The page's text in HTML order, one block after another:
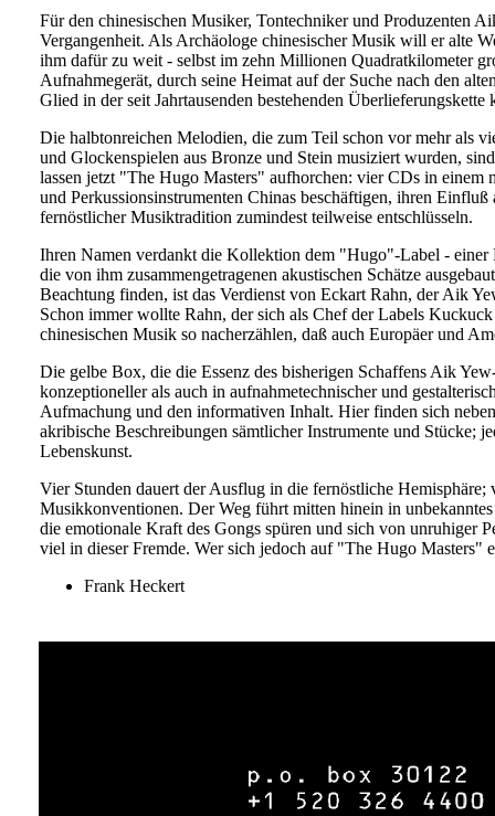
Für den chinesischen Musiker, Tontechniker und Produzenten
Vergangenheit. Als Archäologe chinesischer Musik will er alte
ihm dafür zu weit - selbst im zehn Millionen Quadratkilometer
Aufnahmegerät, durch seine Heimat auf der Suche nach den
Glied in der seit Jahrtausenden bestehenden
Die halbtonreichen Melodien, die zum Teil schon vor mehr als
und Glockenspielen aus Bronze und Stein musiziert wurden,
lassen jetzt "The Hugo Masters" aufhorchen: vier CDs in einem
und Perkussionsinstrumenten Chinas beschäftigen, ihren
fernöstlicher Musiktradition zumindest teilweise entschlüsseln.
Ihren Namen verdankt die Kollektion dem "Hugo"-Label - einer
die von ihm zusammengetragenen akustischen Schätze
Beachtung finden, ist das Verdienst von Eckart Rahn, der Aik
Schon immer wollte Rahn, der sich als Chef der Labels
chinesischen Musik so nacherzählen, daß auch Europäer und
Die gelbe Box, die die Essenz des bisherigen Schaffens Aik
konzeptioneller als auch in aufnahmetechnischer und
Aufmachung und den informativen Inhalt. Hier finden sich
akribische Beschreibungen sämtlicher Instrumente und Stücke;
Lebenskunst.
Vier Stunden dauert der Ausflug in die fernöstliche
Musikkonventionen. Der Weg führt mitten hinein in
die emotionale Kraft des Gongs spüren und sich von unruhiger
viel in dieser Fremde. Wer sich jedoch auf "The Hugo Masters"
Frank Heckert